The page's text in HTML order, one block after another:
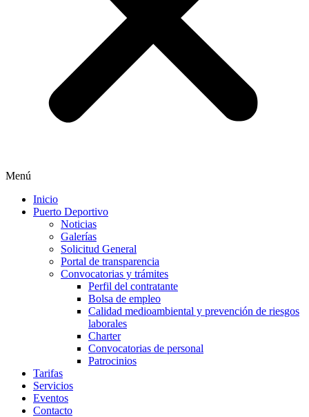
Menú
Inicio
Puerto Deportivo
Noticias
Galerías
Solicitud General
Portal de transparencia
Convocatorias y trámites
Perfil del contratante
Bolsa de empleo
Calidad medioambiental y prevención de riesgos
laborales
Charter
Convocatorias de personal
Patrocinios
Tarifas
Servicios
Eventos
Contacto